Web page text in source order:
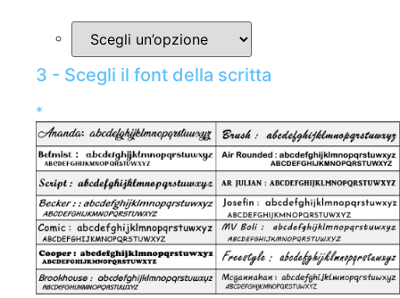
3 - Scegli il font della scritta
*